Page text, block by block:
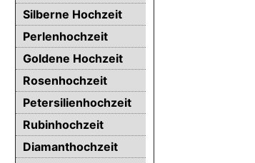
Silberne Hochzeit
Perlenhochzeit
Goldene Hochzeit
Rosenhochzeit
Petersilienhochzeit
Rubinhochzeit
Diamanthochzeit